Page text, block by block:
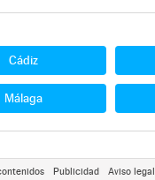
Cádiz
Málaga
Publicidad Aviso legal